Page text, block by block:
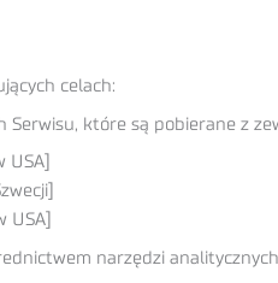
celach:
które są pobierane z
USA]
USA]
narzędzi